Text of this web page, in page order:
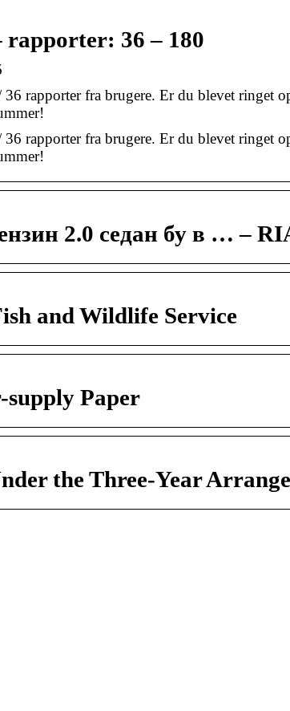
rapporter: 36 – 180
rapporter fra brugere. Er du blevet ringet
rapporter fra brugere. Er du blevet ringet
2.0 седан бу в … –
and Wildlife Service
supply Paper
the Three-Year